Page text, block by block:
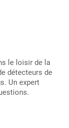
le loisir de la
détecteurs de
Un expert